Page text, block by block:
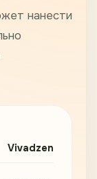
нанести
Vivadzen